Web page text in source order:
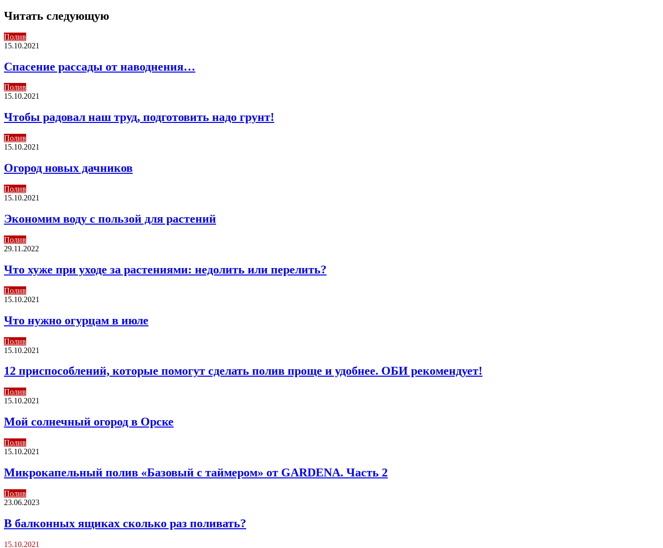
Читать следующую
Полив
15.10.2021
Спасение рассады от наводнения…
Полив
15.10.2021
Чтобы радовал наш труд, подготовить надо грунт!
Полив
15.10.2021
Огород новых дачников
Полив
15.10.2021
Экономим воду с пользой для растений
Полив
29.11.2022
Что хуже при уходе за растениями: недолить или перелить?
Полив
15.10.2021
Что нужно огурцам в июле
Полив
15.10.2021
12 приспособлений, которые помогут сделать полив проще и удобнее. ОБИ рекомендует!
Полив
15.10.2021
Мой солнечный огород в Орске
Полив
15.10.2021
Микрокапельный полив «Базовый с таймером» от GARDENA. Часть 2
Полив
23.06.2023
В балконных ящиках сколько раз поливать?
15.10.2021